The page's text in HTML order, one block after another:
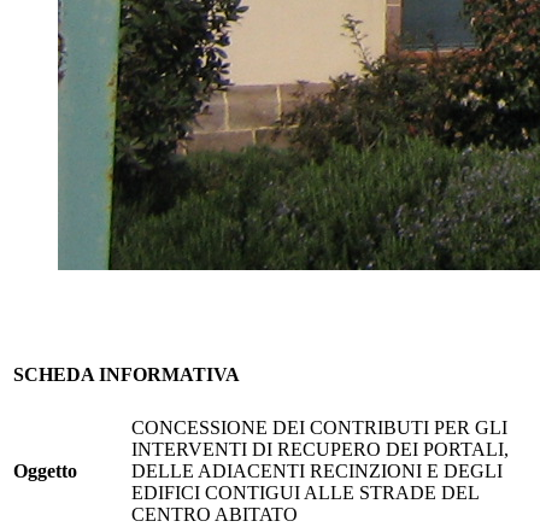
SCHEDA INFORMATIVA
Oggetto
CONCESSIONE DEI CONTRIBUTI PER GLI
INTERVENTI DI RECUPERO DEI PORTALI,
DELLE ADIACENTI RECINZIONI E DEGLI
EDIFICI CONTIGUI ALLE STRADE DEL
CENTRO ABITATO